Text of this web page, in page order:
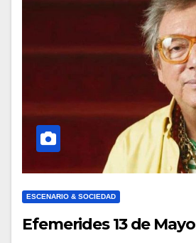
ESCENARIO & SOCIEDAD
Efemerides 13 de Mayo